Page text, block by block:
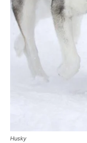
Husky